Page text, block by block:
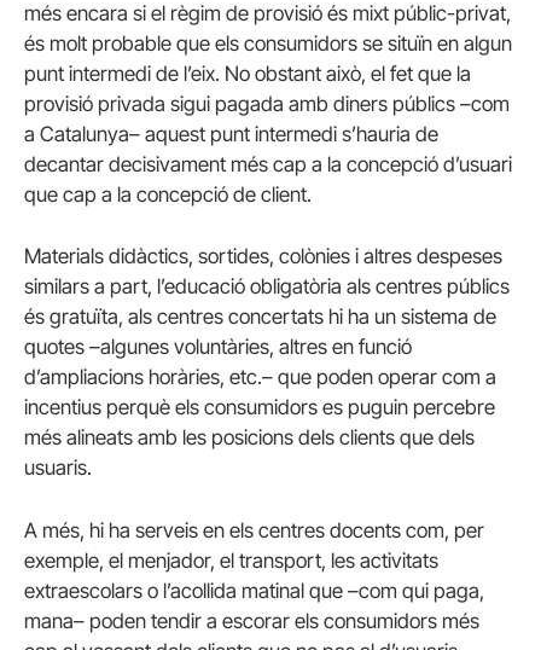
més encara si el règim de provisió és mixt públic-privat,
és molt probable que els consumidors se situïn en algun
punt intermedi de l’eix. No obstant això, el fet que la
provisió privada sigui pagada amb diners públics –com
a Catalunya– aquest punt intermedi s’hauria de
decantar decisivament més cap a la concepció d’usuari
que cap a la concepció de client.
Materials didàctics, sortides, colònies i altres despeses
similars a part, l’educació obligatòria als centres públics
és gratuïta, als centres concertats hi ha un sistema de
quotes –algunes voluntàries, altres en funció
d’ampliacions horàries, etc.– que poden operar com a
incentius perquè els consumidors es puguin percebre
més alineats amb les posicions dels clients que dels
usuaris.
A més, hi ha serveis en els centres docents com, per
exemple, el menjador, el transport, les activitats
extraescolars o l’acollida matinal que –com qui paga,
mana– poden tendir a escorar els consumidors més